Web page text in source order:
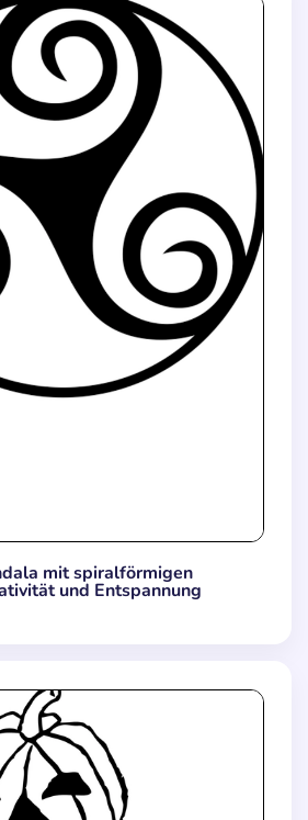
mit spiralförmigen
und Entspannung